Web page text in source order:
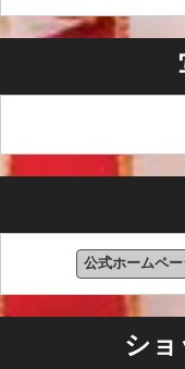
公式ホームペー
シ